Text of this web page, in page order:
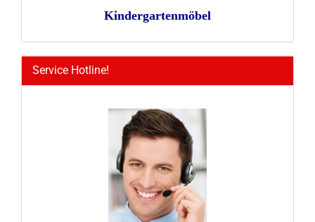
Kindergartenmöbel
Service Hotline!